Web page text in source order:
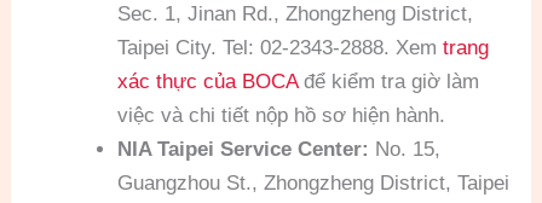
Sec. 1, Jinan Rd., Zhongzheng District,
Taipei City. Tel: 02-2343-2888. Xemtrang
xác thực của BOCAđể kiểm tra giờ làm
việc và chi tiết nộp hồ sơ hiện hành.
NIA Taipei Service Center: No. 15,
Guangzhou St., Zhongzheng District, Taipei